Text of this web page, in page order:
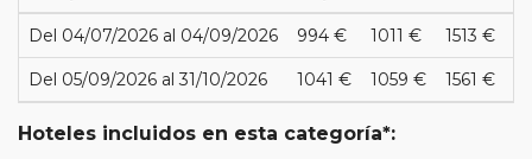
Del 04/07/2026 al 04/09/2026 994 € 1011 € 1513 €
Del 05/09/2026 al 31/10/2026 1041 € 1059 € 1561 €
Hoteles incluidos en esta categoría*: